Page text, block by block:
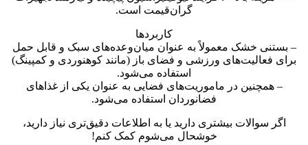
گران‌قیمت است.
کاربردها
– بستنی خشک معمولاً به عنوان میان‌وعده‌های سبک و قابل حمل
برای فعالیت‌های ورزشی و فضای باز (مانند کوهنوردی و کمپینگ)
استفاده می‌شود.
– همچنین در ماموریت‌های فضایی به عنوان یکی از غذاهای
فضانوردان استفاده می‌شود.
اگر سوالات بیشتری دارید یا به اطلاعات دقیق‌تری نیاز دارید،
خوشحال می‌شوم کمک کنم!